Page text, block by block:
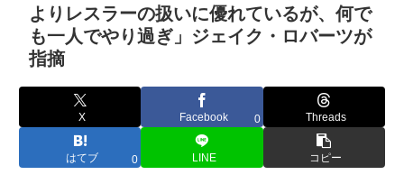
よりレスラーの扱いに優れているが、何で
も一人でやり過ぎ」ジェイク・ロバーツが
指摘
X Facebook 0 Threads
はてブ 0 LINE コピー